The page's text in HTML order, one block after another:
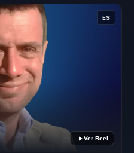
ES
Ver Reel